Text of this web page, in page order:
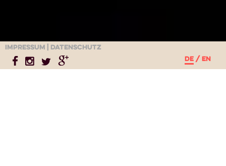
Impressum
Datenschutz
DE / EN